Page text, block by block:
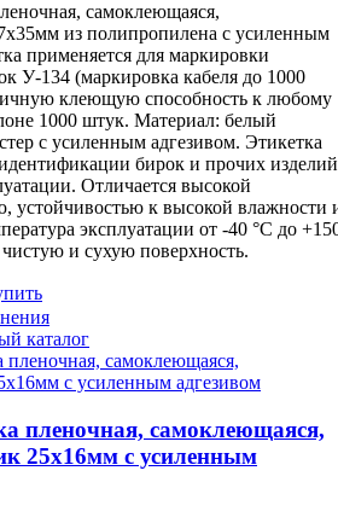
самоклеющаяся,
из полипропилена с усиленным
применяется для маркировки
У-134 (маркировка кабеля до 1000
клеющую способность к любому
1000 штук. Материал: белый
с усиленным адгезивом. Этикетка
бирок и прочих изделий
Отличается высокой
устойчивостью к высокой влажности
эксплуатации от -40 °С до
и сухую поверхность.
каталог
пленочная, самоклеющаяся,
25х16мм с усиленным